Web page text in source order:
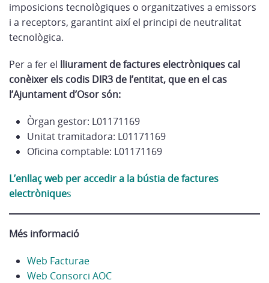
imposicions tecnològiques o organitzatives a emissors
i a receptors, garantint així el principi de neutralitat
tecnològica.
Per a fer el lliurament de factures electròniques cal
conèixer els codis DIR3 de l’entitat, que en el cas
l’Ajuntament d’Osor són:
Òrgan gestor: L01171169
Unitat tramitadora: L01171169
Oficina comptable: L01171169
L’enllaç web per accedir a la bústia de factures
electròniques
Més informació
Web Facturae
Web Consorci AOC